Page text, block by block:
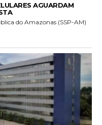
AGUARDAM
do Amazonas (SSP-AM)